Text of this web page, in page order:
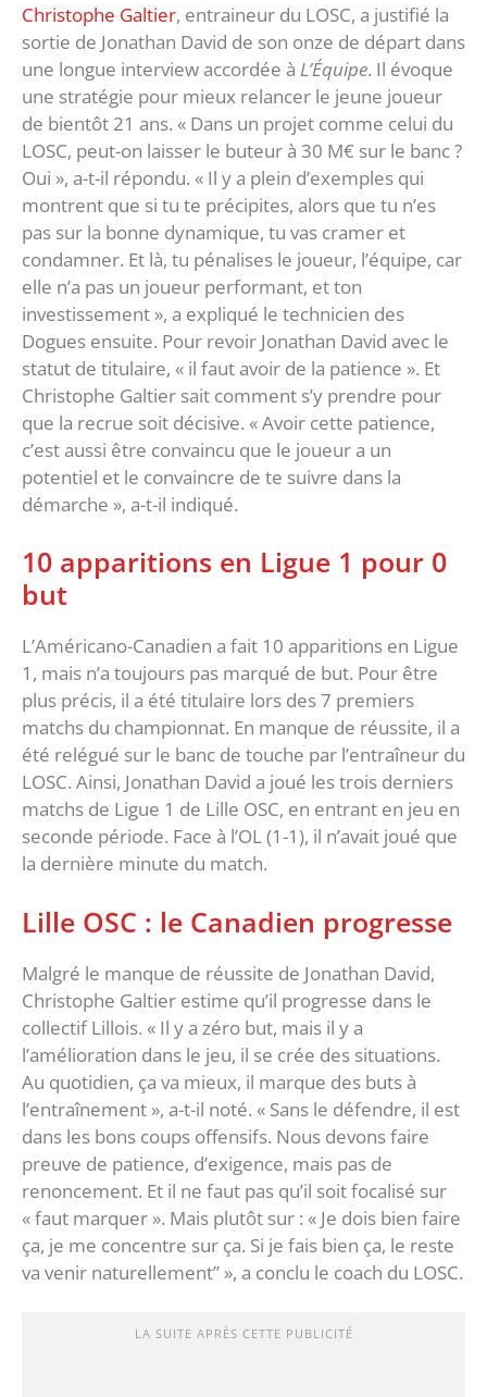
Christophe Galtier, entraineur du LOSC, a justifié la
sortie de Jonathan David de son onze de départ dans
une longue interview accordée à L’Équipe. Il évoque
une stratégie pour mieux relancer le jeune joueur
de bientôt 21 ans. « Dans un projet comme celui du
LOSC, peut-on laisser le buteur à 30 M€ sur le banc ?
Oui », a-t-il répondu. « Il y a plein d’exemples qui
montrent que si tu te précipites, alors que tu n’es
pas sur la bonne dynamique, tu vas cramer et
condamner. Et là, tu pénalises le joueur, l’équipe, car
elle n’a pas un joueur performant, et ton
investissement », a expliqué le technicien des
Dogues ensuite. Pour revoir Jonathan David avec le
statut de titulaire, « il faut avoir de la patience ». Et
Christophe Galtier sait comment s’y prendre pour
que la recrue soit décisive. « Avoir cette patience,
c’est aussi être convaincu que le joueur a un
potentiel et le convaincre de te suivre dans la
démarche », a-t-il indiqué.
10 apparitions en Ligue 1 pour 0
but
L’Américano-Canadien a fait 10 apparitions en Ligue
1, mais n’a toujours pas marqué de but. Pour être
plus précis, il a été titulaire lors des 7 premiers
matchs du championnat. En manque de réussite, il a
été relégué sur le banc de touche par l’entraîneur du
LOSC. Ainsi, Jonathan David a joué les trois derniers
matchs de Ligue 1 de Lille OSC, en entrant en jeu en
seconde période. Face à l’OL (1-1), il n’avait joué que
la dernière minute du match.
Lille OSC : le Canadien progresse
Malgré le manque de réussite de Jonathan David,
Christophe Galtier estime qu’il progresse dans le
collectif Lillois. « Il y a zéro but, mais il y a
l’amélioration dans le jeu, il se crée des situations.
Au quotidien, ça va mieux, il marque des buts à
l’entraînement », a-t-il noté. « Sans le défendre, il est
dans les bons coups offensifs. Nous devons faire
preuve de patience, d’exigence, mais pas de
renoncement. Et il ne faut pas qu’il soit focalisé sur
« faut marquer ». Mais plutôt sur : « Je dois bien faire
ça, je me concentre sur ça. Si je fais bien ça, le reste
va venir naturellement’’ », a conclu le coach du LOSC.
LA SUITE APRÈS CETTE PUBLICITÉ